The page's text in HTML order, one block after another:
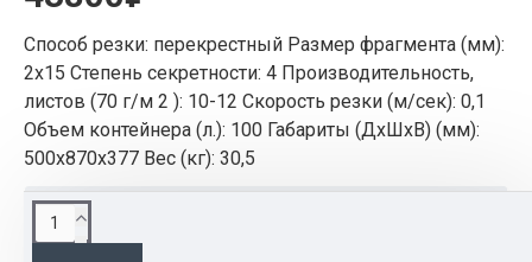
Способ резки: перекрестный Размер фрагмента (мм):
2x15 Степень секретности: 4 Производительность,
листов (70 г/м 2 ): 10-12 Скорость резки (м/сек): 0,1
Объем контейнера (л.): 100 Габариты (ДхШхВ) (мм):
500x870x377 Вес (кг): 30,5
ОПИСАНИЕ